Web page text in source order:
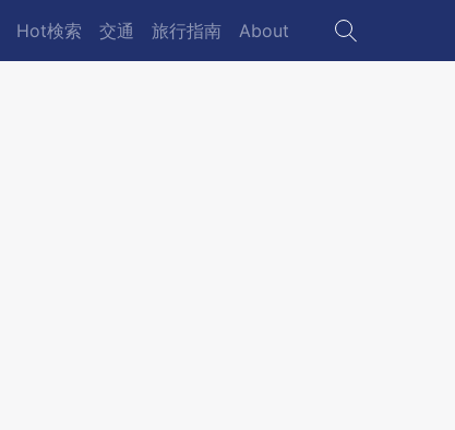
Main
Hot検索 交通 旅行指南 About